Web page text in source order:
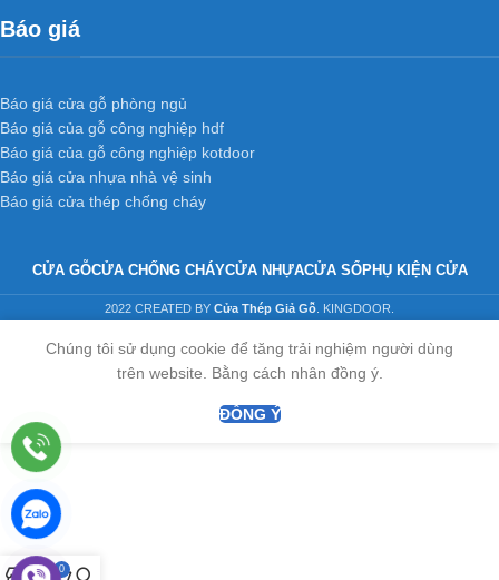
Báo giá
Báo giá cửa gỗ phòng ngủ
Báo giá của gỗ công nghiệp hdf
Báo giá của gỗ công nghiệp kotdoor
Báo giá cửa nhựa nhà vệ sinh
Báo giá cửa thép chống cháy
CỬA GỖCỬA CHỐNG CHÁYCỬA NHỰACỬA SỔPHỤ KIỆN CỬA
2022 CREATED BY Cửa Thép Giả Gỗ . KINGDOOR.
Chúng tôi sử dụng cookie để tăng trải nghiệm người dùng
trên website. Bằng cách nhân đồng ý.
ĐỒNG Ý
0